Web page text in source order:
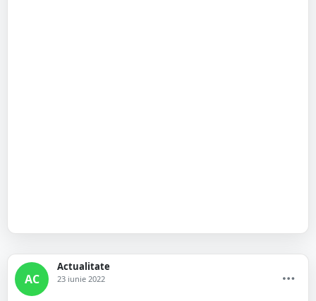
AC
Actualitate
23 iunie 2022